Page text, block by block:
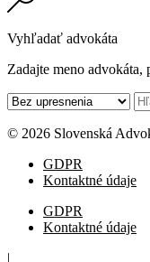
Vyhľadať advokáta
Zadajte meno advokáta,
© 2026 Slovenská
GDPR
Kontaktné údaje
GDPR
Kontaktné údaje
|